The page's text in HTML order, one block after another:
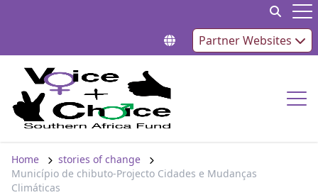
Partner Websites
Home
stories of change
Município de chibuto-Projecto Cidades e Mudanças
Climáticas